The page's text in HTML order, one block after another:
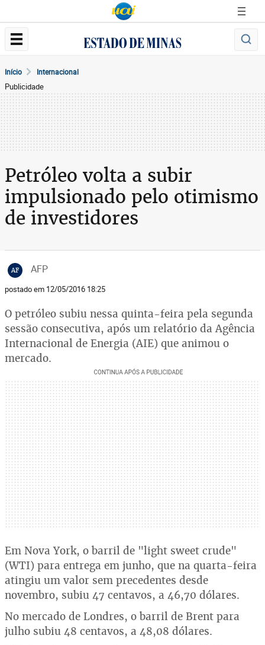
Início Internacional
Publicidade
Petróleo volta a subir
impulsionado pelo otimismo
de investidores
AF AFP
postado em 12/05/2016 18:25
O petróleo subiu nessa quinta-feira pela segunda
sessão consecutiva, após um relatório da Agência
Internacional de Energia (AIE) que animou o
mercado.
Em Nova York, o barril de "light sweet crude"
(WTI) para entrega em junho, que na quarta-feira
atingiu um valor sem precedentes desde
novembro, subiu 47 centavos, a 46,70 dólares.
No mercado de Londres, o barril de Brent para
julho subiu 48 centavos, a 48,08 dólares.